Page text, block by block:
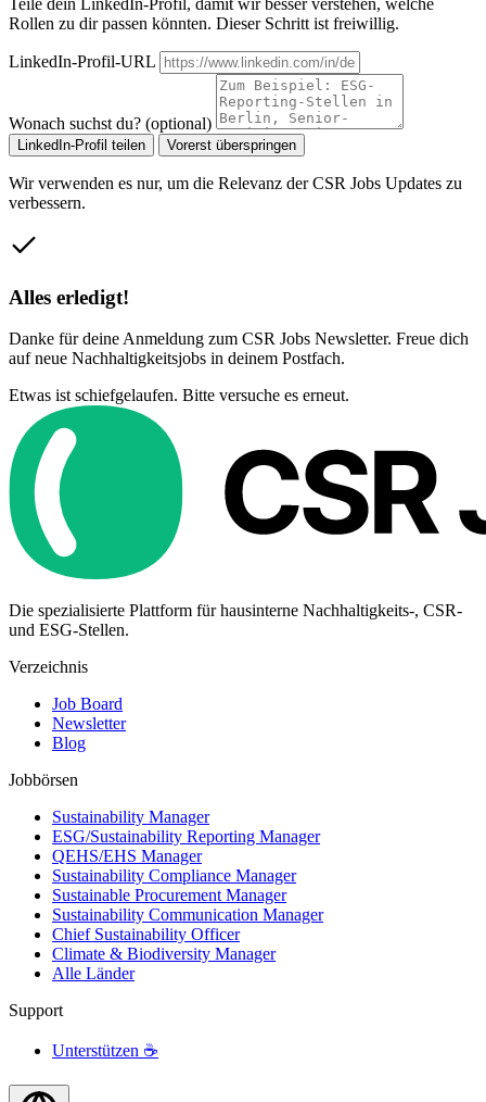
Teile dein LinkedIn-Profil, damit wir besser verstehen, welche
Rollen zu dir passen könnten. Dieser Schritt ist freiwillig.
LinkedIn-Profil-URL
Wonach suchst du? (optional)
LinkedIn-Profil teilen Vorerst überspringen
Wir verwenden es nur, um die Relevanz der CSR Jobs Updates zu
verbessern.
Alles erledigt!
Danke für deine Anmeldung zum CSR Jobs Newsletter. Freue dich
auf neue Nachhaltigkeitsjobs in deinem Postfach.
Etwas ist schiefgelaufen. Bitte versuche es erneut.
Die spezialisierte Plattform für hausinterne Nachhaltigkeits-, CSR-
und ESG-Stellen.
Verzeichnis
Job Board
Newsletter
Blog
Jobbörsen
Sustainability Manager
ESG/Sustainability Reporting Manager
QEHS/EHS Manager
Sustainability Compliance Manager
Sustainable Procurement Manager
Sustainability Communication Manager
Chief Sustainability Officer
Climate & Biodiversity Manager
Alle Länder
Support
Unterstützen ☕